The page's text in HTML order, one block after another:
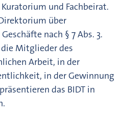
und Fachbeirat.
über
nach § 7 Abs. 3.
Mitglie­der des
Arbeit, in der
in der Ge­winnung
das BIDT in